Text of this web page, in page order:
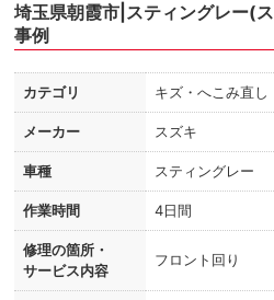
埼玉県朝霞市|スティングレー(
事例
カテゴリ キズ・へこみ直し
メーカー スズキ
車種 スティングレー
作業時間 4日間
修理の箇所・
サービス内容
フロント回り